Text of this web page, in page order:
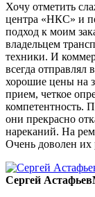
Хочу отметить
центра «НКС» и
подход к моим
владельцем
техники. И
всегда отправлял
хорошие цены на
прием, четкое
компетентность.
они прекрасно
нареканий. На
Очень доволен их
Сергей Астафьев